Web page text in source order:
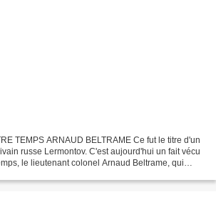
TEMPS ARNAUD BELTRAME Ce fut le titre d'un
russe Lermontov. C'est aujourd'hui un fait vécu
le lieutenant colonel Arnaud Beltrame, qui